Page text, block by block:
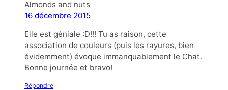
Almonds and nuts
16 décembre 2015
Elle est géniale :D!!! Tu as raison, cette
association de couleurs (puis les rayures, bien
évidemment) évoque immanquablement le Chat.
Bonne journée et bravo!
Répondre